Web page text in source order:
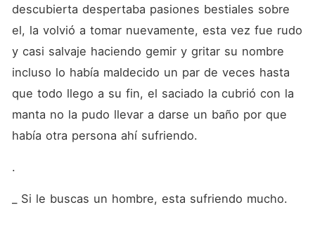
descubierta despertaba pasiones bestiales sobre
el, la volvió a tomar nuevamente, esta vez fue rudo
y casi salvaje haciendo gemir y gritar su nombre
incluso lo había maldecido un par de veces hasta
que todo llego a su fin, el saciado la cubrió con la
manta no la pudo llevar a darse un baño por que
había otra persona ahí sufriendo.
.
_ Si le buscas un hombre, esta sufriendo mucho.